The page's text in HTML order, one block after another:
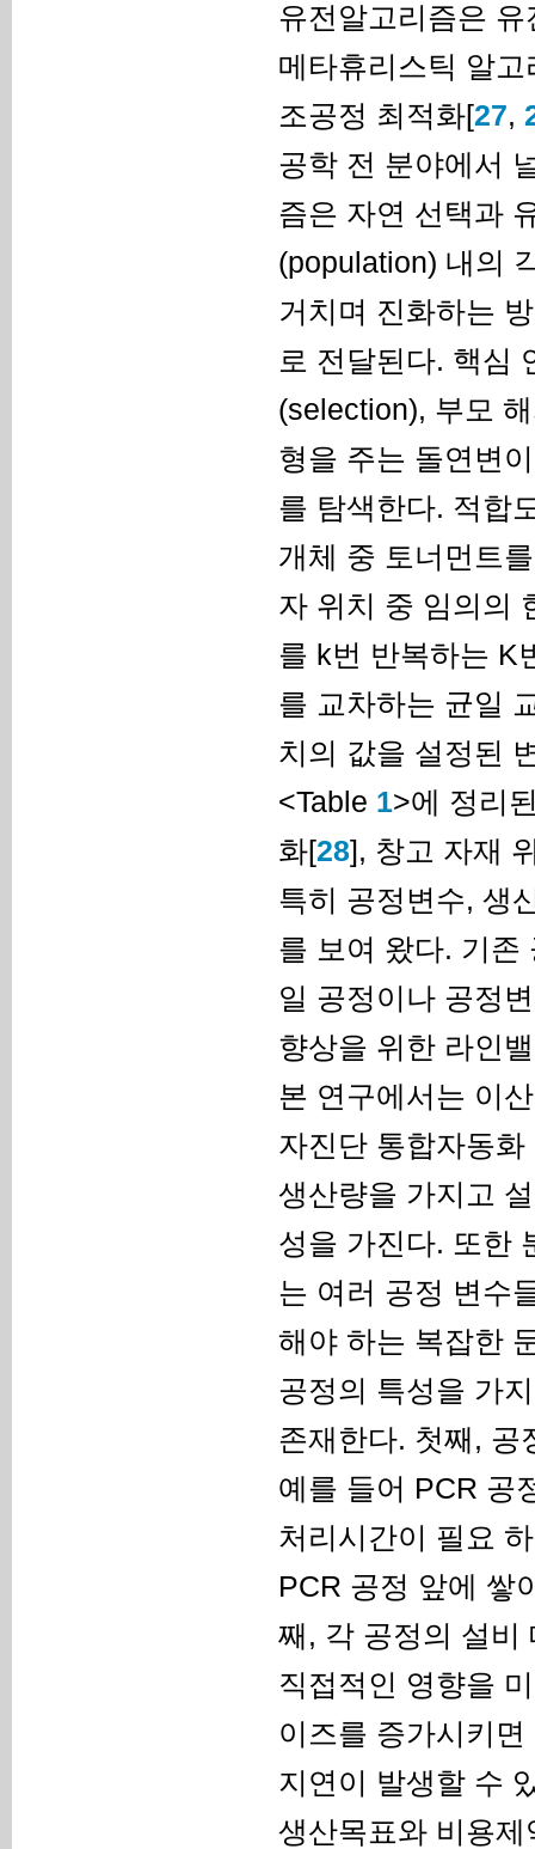
유전알고리즘은
메타휴리스틱 알
조공정 최적화[27,
공학 전 분야에서
즘은 자연 선택과
(population) 내의
거치며 진화하는
로 전달된다. 핵심
(selection), 부모
형을 주는 돌연변
를 탐색한다. 적합
개체 중 토너먼트
자 위치 중 임의의
를 k번 반복하는 K
를 교차하는 균일
치의 값을 설정된
<Table 1>에 정리
화[28], 창고 자재
특히 공정변수, 생
를 보여 왔다. 기존
일 공정이나 공정
향상을 위한 라인
본 연구에서는 이
자진단 통합자동
생산량을 가지고
성을 가진다. 또한
는 여러 공정 변수
해야 하는 복잡한
공정의 특성을 가
존재한다. 첫째, 공
예를 들어 PCR 공
처리시간이 필요
PCR 공정 앞에 쌓
째, 각 공정의 설비
직접적인 영향을
이즈를 증가시키
지연이 발생할 수
생산목표와 비용